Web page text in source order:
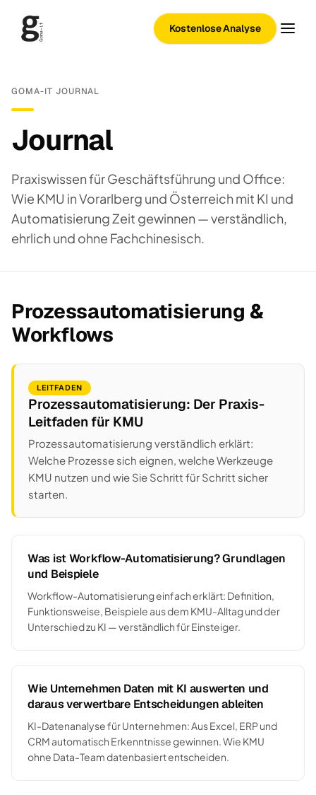
Kostenlose Analyse
GOMA-IT JOURNAL
Journal
Praxiswissen für Geschäftsführung und Office:
Wie KMU in Vorarlberg und Österreich mit KI und
Automatisierung Zeit gewinnen — verständlich,
ehrlich und ohne Fachchinesisch.
Prozessautomatisierung &
Workflows
LEITFADEN
Prozessautomatisierung: Der Praxis-
Leitfaden für KMU
Prozessautomatisierung verständlich erklärt:
Welche Prozesse sich eignen, welche Werkzeuge
KMU nutzen und wie Sie Schritt für Schritt sicher
starten.
Was ist Workflow-Automatisierung? Grundlagen
und Beispiele
Workflow-Automatisierung einfach erklärt: Definition,
Funktionsweise, Beispiele aus dem KMU-Alltag und der
Unterschied zu KI — verständlich für Einsteiger.
Wie Unternehmen Daten mit KI auswerten und
daraus verwertbare Entscheidungen ableiten
KI-Datenanalyse für Unternehmen: Aus Excel, ERP und
CRM automatisch Erkenntnisse gewinnen. Wie KMU
ohne Data-Team datenbasiert entscheiden.